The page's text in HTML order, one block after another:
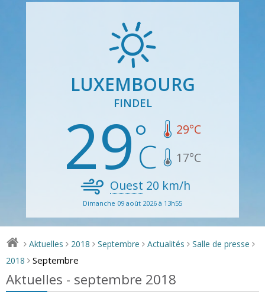
LUXEMBOURG
FINDEL
29 29°C
17°C
Ouest 20 km/h
Dimanche 09 août 2026 à 13h55
> Aktuelles > 2018 > Septembre > Actualités > Salle de presse >
2018 > Septembre
Aktuelles - septembre 2018